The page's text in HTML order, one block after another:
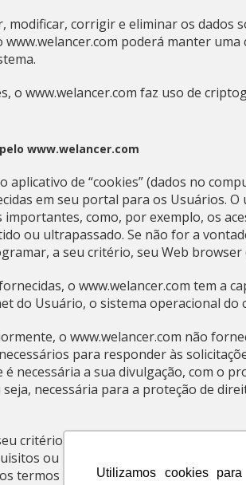
Utilizamos cookies
modificar, corrigir e eliminar os
poderá manter
o www.welancer.com faz uso de
www.welancer.com
aplicativo de “cookies” (dados no
em seu portal para os Usuários.
como, por exemplo, os
ou ultrapassado. Se não for a
a seu critério, seu Web
o www.welancer.com tem a
do Usuário, o sistema operacional
o www.welancer.com não
para responder às
é necessária a sua divulgação, com o
necessária para a proteção de
critério, fazer uso das informações
ou limitações legais, para
termos e condições da presente